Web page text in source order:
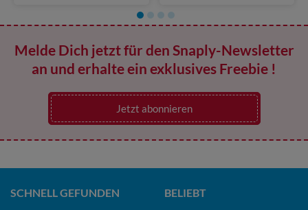
Melde Dich jetzt für den Snaply-Newsletter
an und erhalte ein exklusives Freebie !
Jetzt abonnieren
SCHNELL GEFUNDEN BELIEBT